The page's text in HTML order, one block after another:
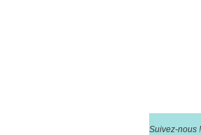
Suivez-nous !